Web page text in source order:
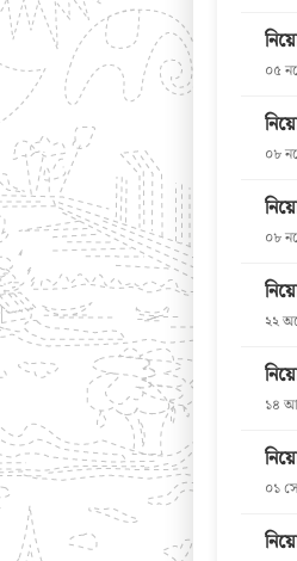
০৫
০৮
০৮
২২
১৪
০১